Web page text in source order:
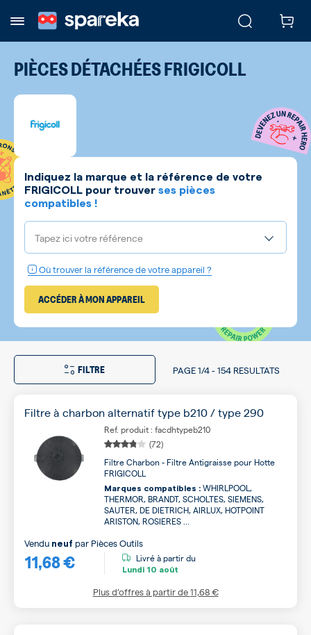
PIÈCES DÉTACHÉESFRIGICOLL
Indiquez la marque et la référence de votre
FRIGICOLL pour trouver ses pièces
compatibles !
Tapez ici votre référence
Où trouver la référence de votre appareil ?
ACCÉDER À MON APPAREIL
FILTRE PAGE1/4-154 RESULTATS
Filtre à charbon alternatif type b210 / type 290
Ref. produit : facdhtypeb210
(72)
Filtre Charbon - Filtre Antigraisse pour Hotte
FRIGICOLL
Marques compatibles : WHIRLPOOL,
THERMOR, BRANDT, SCHOLTES, SIEMENS,
SAUTER, DE DIETRICH, AIRLUX, HOTPOINT
ARISTON, ROSIERES ...
11,68 €
Vendu neuf par Pièces Outils
Livré à partir du
Lundi 10 août
Plus d’offres à partir de11,68 €